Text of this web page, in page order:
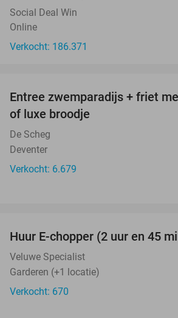
Social Deal Win
Online
Verkocht: 186.371
Entree zwemparadijs + friet
of luxe broodje
De Scheg
Deventer
Verkocht: 6.679
Huur E-chopper (2 uur en 45
Veluwe Specialist
Garderen (+1 locatie)
Verkocht: 670